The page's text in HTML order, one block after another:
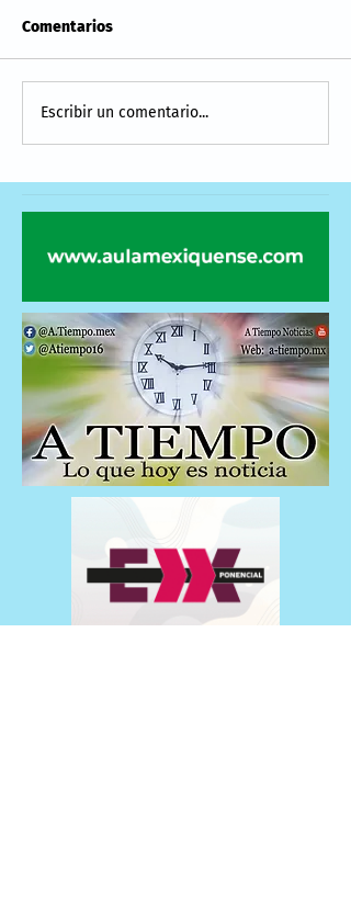
Comentarios
Escribir un comentario...